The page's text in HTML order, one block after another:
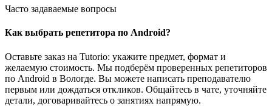
Часто задаваемые вопросы
Как выбрать репетитора по Android?
Оставьте заказ на Tutorio: укажите предмет, формат и
желаемую стоимость. Мы подберём проверенных репетиторов
по Android в Вологде. Вы можете написать преподавателю
первым или дождаться откликов. Общайтесь в чате, уточняйте
детали, договаривайтесь о занятиях напрямую.